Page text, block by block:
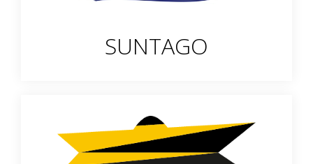
SUNTAGO